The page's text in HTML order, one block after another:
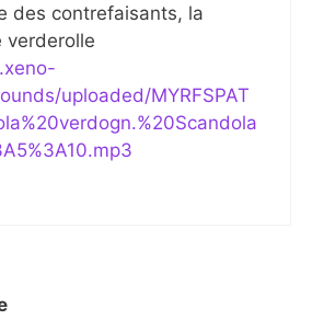
des contrefaisants, la
verderolle
uploaded/MYRFSPAT